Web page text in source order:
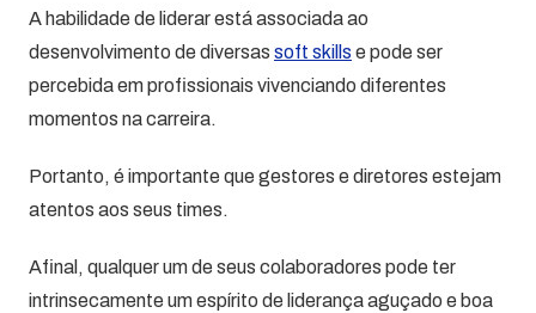
A habilidade de liderar está associada ao
desenvolvimento de diversas soft skills e pode ser
percebida em profissionais vivenciando diferentes
momentos na carreira.
Portanto, é importante que gestores e diretores estejam
atentos aos seus times.
Afinal, qualquer um de seus colaboradores pode ter
intrinsecamente um espírito de liderança aguçado e boa